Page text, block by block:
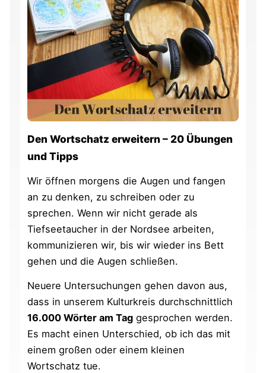
Den Wortschatz erweitern – 20 Übungen
und Tipps
Wir öffnen morgens die Augen und fangen
an zu denken, zu schreiben oder zu
sprechen. Wenn wir nicht gerade als
Tiefseetaucher in der Nordsee arbeiten,
kommunizieren wir, bis wir wieder ins Bett
gehen und die Augen schließen.
Neuere Untersuchungen gehen davon aus,
dass in unserem Kulturkreis durchschnittlich
16.000 Wörter am Tag gesprochen werden.
Es macht einen Unterschied, ob ich das mit
einem großen oder einem kleinen
Wortschatz tue.